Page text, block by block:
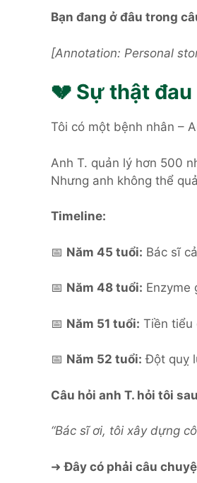
Bạn đang ở đâu trong
[Annotation: Personal
💔 Sự thật
Tôi có một bệnh nhân –
Anh T. quản lý hơn 500
Nhưng anh không thể
Timeline:
📅 Năm 45 tuổi: Bác sĩ
📅 Năm 48 tuổi: Enzyme
📅 Năm 51 tuổi: Tiền tiểu
📅 Năm 52 tuổi: Đột quỵ
Câu hỏi anh T. hỏi tôi
“Bác sĩ ơi, tôi xây dựng
➜Đây có phải câu